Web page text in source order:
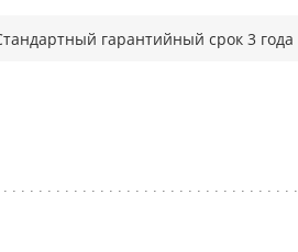
гарантийный срок 3 года